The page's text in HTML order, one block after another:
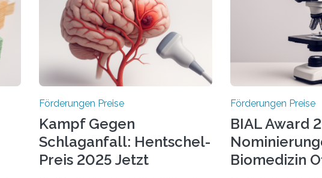
Förderungen Preise
Kampf Gegen
Schlaganfall: Hentschel-
Preis 2025 Jetzt
Förderungen Preise
BIAL Award
Biomedizin